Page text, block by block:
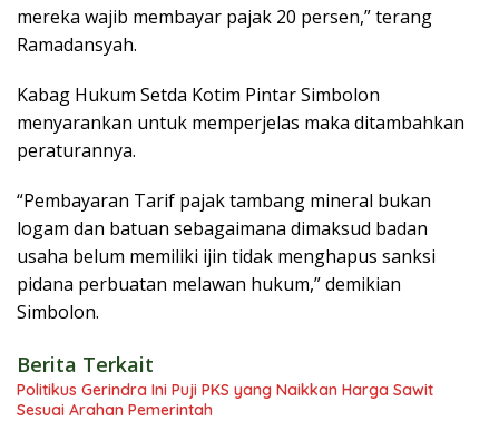
mereka wajib membayar pajak 20 persen,” terang
Ramadansyah.
Kabag Hukum Setda Kotim Pintar Simbolon
menyarankan untuk memperjelas maka ditambahkan
peraturannya.
“Pembayaran Tarif pajak tambang mineral bukan
logam dan batuan sebagaimana dimaksud badan
usaha belum memiliki ijin tidak menghapus sanksi
pidana perbuatan melawan hukum,” demikian
Simbolon.
Berita Terkait
Politikus Gerindra Ini Puji PKS yang Naikkan Harga Sawit
Sesuai Arahan Pemerintah